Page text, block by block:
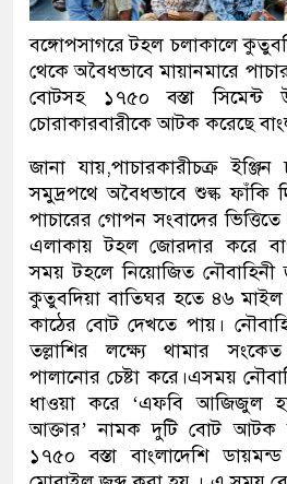
বঙ্গোপসাগরে টহল চলাকালে
থেকে অবৈধভাবে মায়ানমারে
বোটসহ ১৭৫০ বস্তা
চোরাকারবারীকে আটক করেছে
জানা যায়,পাচারকারীচক্র
সমুদ্রপথে অবৈধভাবে শুল্ক ফাঁকি
পাচারের গোপন সংবাদের ভিত্তিতে
এলাকায় টহল জোরদার করে
সময় টহলে নিয়োজিত নৌবাহিনী
কুতুবদিয়া বাতিঘর হতে ৪৬
কাঠের বোট দেখতে পায়।
তল্লাশির লক্ষ্যে থামার
পালানোর চেষ্টা করে।এসময়
ধাওয়া করে ‘এফবি আজিজুল
আক্তার’ নামক দুটি বোট আটক
১৭৫০ বস্তা বাংলাদেশি